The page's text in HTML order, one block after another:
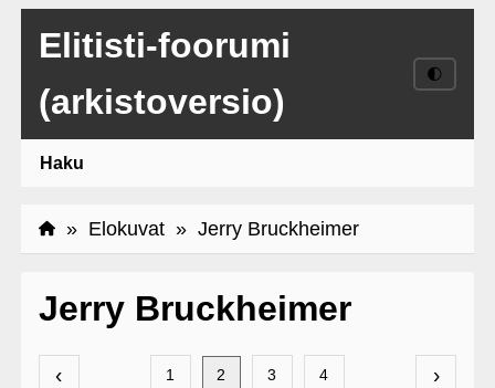
Elitisti-foorumi
(arkistoversio)
🌓
Haku
» Elokuvat» Jerry Bruckheimer
Jerry Bruckheimer
‹
›
1 2 3 4